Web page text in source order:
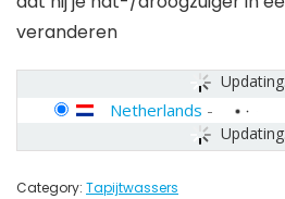
veranderen
Netherlands -
Category: Tapijtwassers